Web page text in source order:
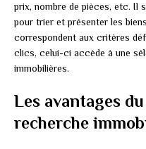
prix, nombre de pièces, etc. Il
pour trier et présenter les
correspondent aux critères
clics, celui-ci accède à une
immobilières.
Les avantages
recherche